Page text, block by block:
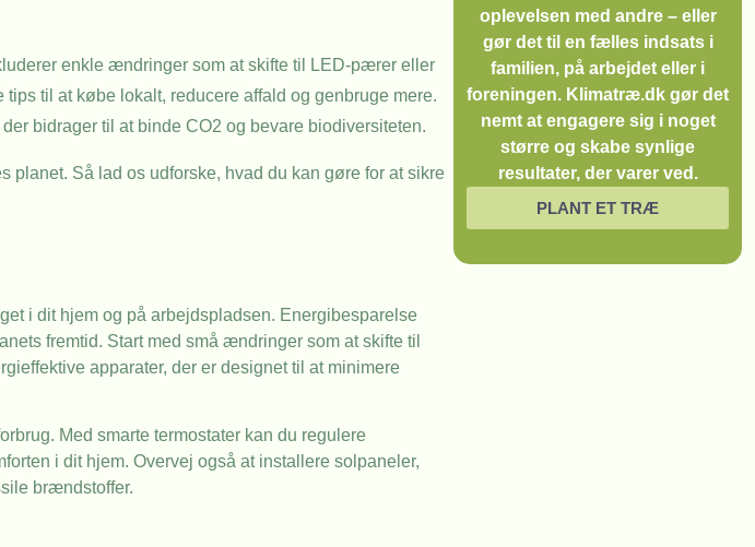
enkle ændringer som at skifte til LED-pærer eller
til at købe lokalt, reducere affald og genbruge mere.
bidrager til at binde CO2 og bevare biodiversiteten.
Så lad os udforske, hvad du kan gøre for at sikre
i dit hjem og på arbejdspladsen. Energibesparelse
fremtid. Start med små ændringer som at skifte til
apparater, der er designet til at minimere
Med smarte termostater kan du regulere
i dit hjem. Overvej også at installere solpaneler,
brændstoffer.
oplevelsen med andre – eller
gør det til en fælles indsats i
familien, på arbejdet eller i
foreningen. Klimatræ.dk gør det
nemt at engagere sig i noget
større og skabe synlige
resultater, der varer ved.
PLANT ET TRÆ